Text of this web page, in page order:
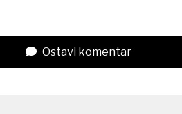
Ostavi komentar